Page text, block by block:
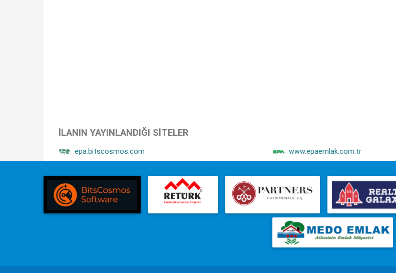
İLANIN YAYINLANDIĞI SITELER
epa.bitscosmos.com www.epaemlak.com.tr